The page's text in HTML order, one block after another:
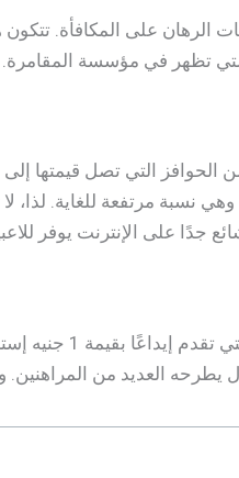
ضعف الحوافز لكل لاعب، وهي نسبة